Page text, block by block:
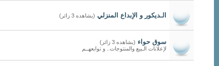
الـديكور و الإبداع المنزلي (يشاهده 3 زائر)
سوق حواء (يشاهده 3 زائر)
لإعلانات الـبيع والمنتوجات.. و توابعهــم